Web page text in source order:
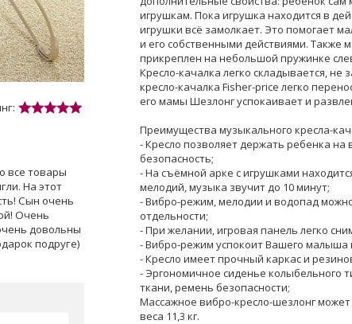
все товары
На этот
Сын очень
Очень
довольны
подруге)
игрушкам. Пока игрушка находится в
игрушки всё замолкает. Это помогает
и его собственными действиями. Также
прикреплен на небольшой пружинке
Кресло-качалка легко складывается,
кресло-качалка Fisher-price легко
его мамы Шезлонг успокаивает и
Преимущества музыкального кресла-
- Кресло позволяет держать ребенка
безопасность;
- На съёмной арке с игрушками
мелодий, музыка звучит до 10 минут;
- Вибро-режим, мелодии и водопад
отдельности;
- При желании, игровая панель легко
- Вибро-режим успокоит Вашего малыша
- Кресло имеет прочный каркас и
- Эргономичное сиденье колыбельного
ткани, ремень безопасности;
Массажное вибро-кресло-шезлонг
веса 11,3 кг.